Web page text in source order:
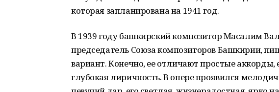
которая запланирована на 1941 год.
В 1939 году башкирский композитор Масалим
председатель Союза композиторов Башкирии,
вариант. Конечно, ее отличают простые аккорды,
глубокая лиричность. В опере проявился